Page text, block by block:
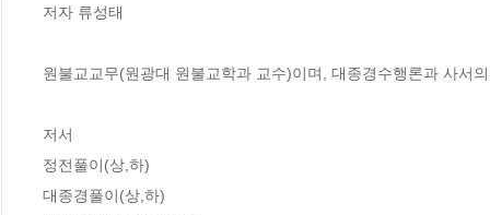
저자 류성태
원불교교무(원광대 원불교학과 교수)이며, 대종경수행론과 사서
저서
정전풀이(상,하)
대종경풀이(상,하)